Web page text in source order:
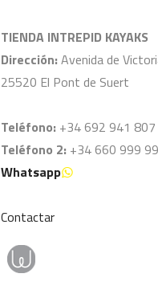
TIENDA INTREPID KAYAKS
Dirección: Avenida de
25520 El Pont de Suert
Teléfono: +34 692 941 807
Teléfono 2: +34 660 999
Whatsapp
Contactar